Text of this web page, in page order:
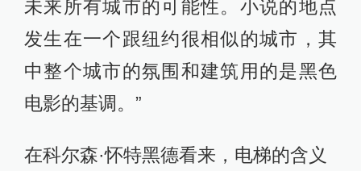
未来所有城市的可能性。小说的地点
发生在一个跟纽约很相似的城市，其
中整个城市的氛围和建筑用的是黑色
电影的基调。”
在科尔森·怀特黑德看来，电梯的含义